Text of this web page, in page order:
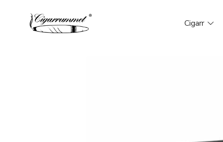
Cigarr